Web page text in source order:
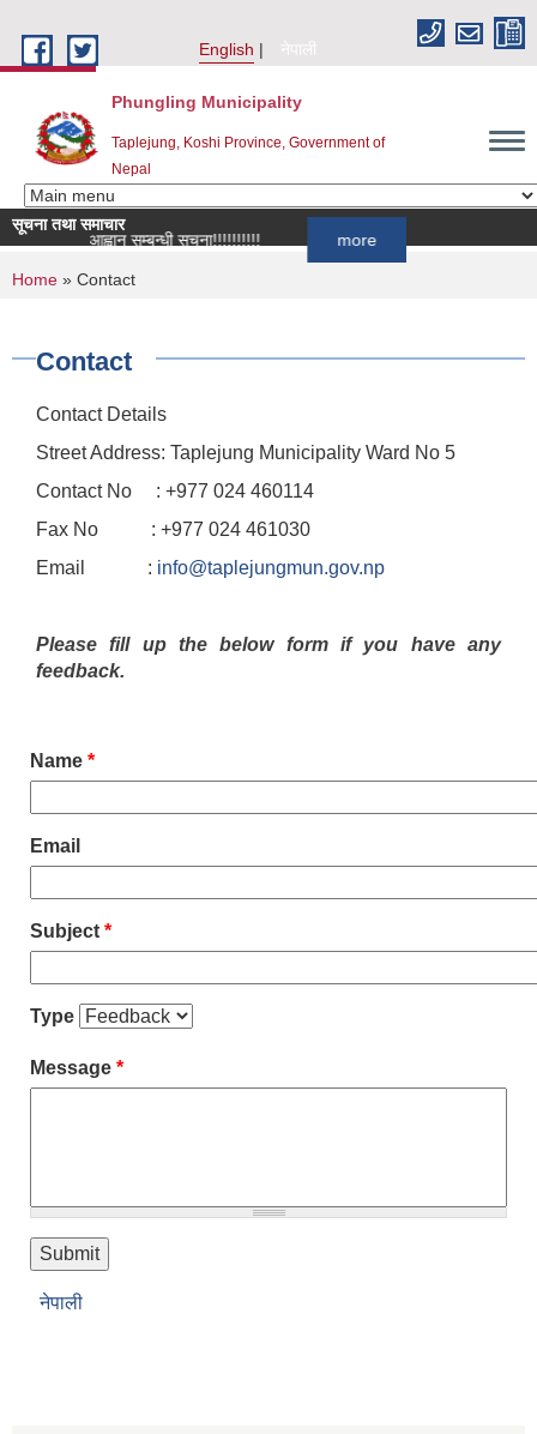
English
नेपाली
Phungling Municipality
Taplejung, Koshi Province, Government of
Nepal
सूचना तथा समाचार
दर्ता आह्वान सम्बन्धी सूचना!!!!!!!!!!
You are here
Home » Contact
Contact
Contact Details
Street Address: Taplejung Municipality Ward No 5
Contact No : +977 024 460114
Fax No : +977 024 461030
Email : info@taplejungmun.gov.np
Please fill up the below form if you have any
feedback.
Name *
Email
Subject *
Type
Message *
नेपाली